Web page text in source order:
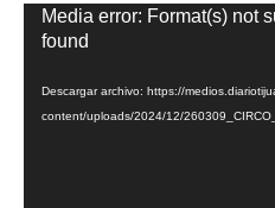
Reproductor
de
Media error: Format(s) not
found
Descargar archivo: https://
content/uploads/2024/12/